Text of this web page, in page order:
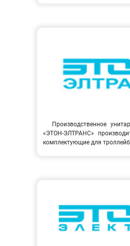
Производственное
«ЭТОН-ЭЛТРАНС»
комплектующие для